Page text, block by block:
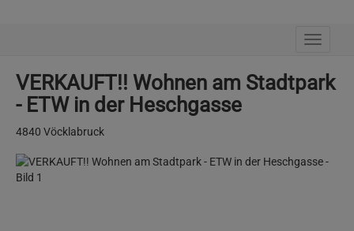
VERKAUFT!! Wohnen am Stadtpark
- ETW in der Heschgasse
4840 Vöcklabruck